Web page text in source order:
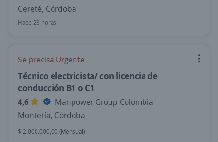
Cereté, Córdoba
Hace 23 horas
Se precisa Urgente
Técnico electricista/ con licencia de
conducción B1 o C1
4,6
Manpower Group Colombia
Montería, Córdoba
$ 2.000.000,00 (Mensual)